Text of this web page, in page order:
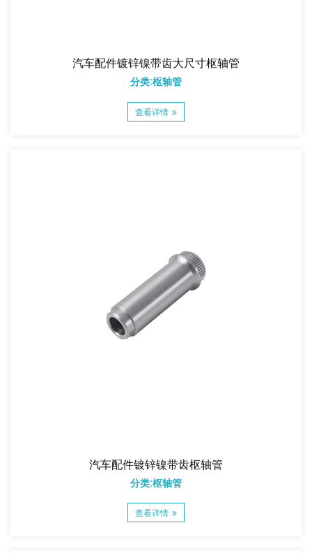
汽车配件镀锌镍带齿大尺寸枢轴管
分类:枢轴管
查看详情
汽车配件镀锌镍带齿枢轴管
分类:枢轴管
查看详情